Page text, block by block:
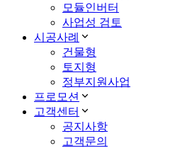
모듈인버터
사업성 검토
시공사례
건물형
토지형
정부지원사업
프로모션
고객센터
공지사항
고객문의